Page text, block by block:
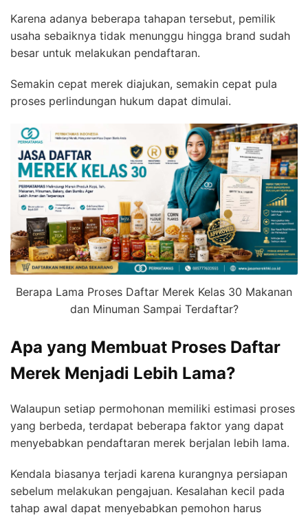
Karena adanya beberapa tahapan tersebut, pemilik
usaha sebaiknya tidak menunggu hingga brand sudah
besar untuk melakukan pendaftaran.
Semakin cepat merek diajukan, semakin cepat pula
proses perlindungan hukum dapat dimulai.
Berapa Lama Proses Daftar Merek Kelas 30 Makanan
dan Minuman Sampai Terdaftar?
Apa yang Membuat Proses Daftar
Merek Menjadi Lebih Lama?
Walaupun setiap permohonan memiliki estimasi proses
yang berbeda, terdapat beberapa faktor yang dapat
menyebabkan pendaftaran merek berjalan lebih lama.
Kendala biasanya terjadi karena kurangnya persiapan
sebelum melakukan pengajuan. Kesalahan kecil pada
tahap awal dapat menyebabkan pemohon harus